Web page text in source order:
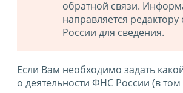
обратной связи.
направляется
России для сведения.
Если Вам необходимо задать
о деятельности ФНС России (в том